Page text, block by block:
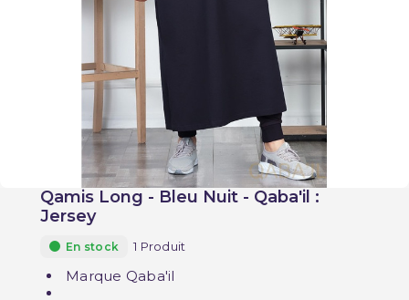
Qamis Long - Bleu Nuit - Qaba'il :
Jersey
En stock 1 Produit
Marque Qaba'il